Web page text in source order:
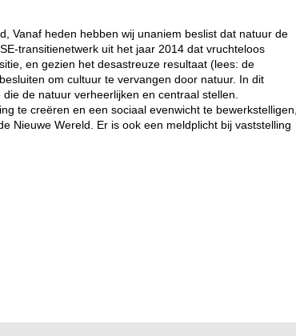
Vanaf heden hebben wij unaniem beslist dat natuur de
transitienetwerk uit het jaar 2014 dat vruchteloos
en gezien het desastreuze resultaat (lees: de
om cultuur te vervangen door natuur. In dit
de natuur verheerlijken en centraal stellen.
te creëren en een sociaal evenwicht te bewerkstelligen,
Nieuwe Wereld. Er is ook een meldplicht bij vaststelling